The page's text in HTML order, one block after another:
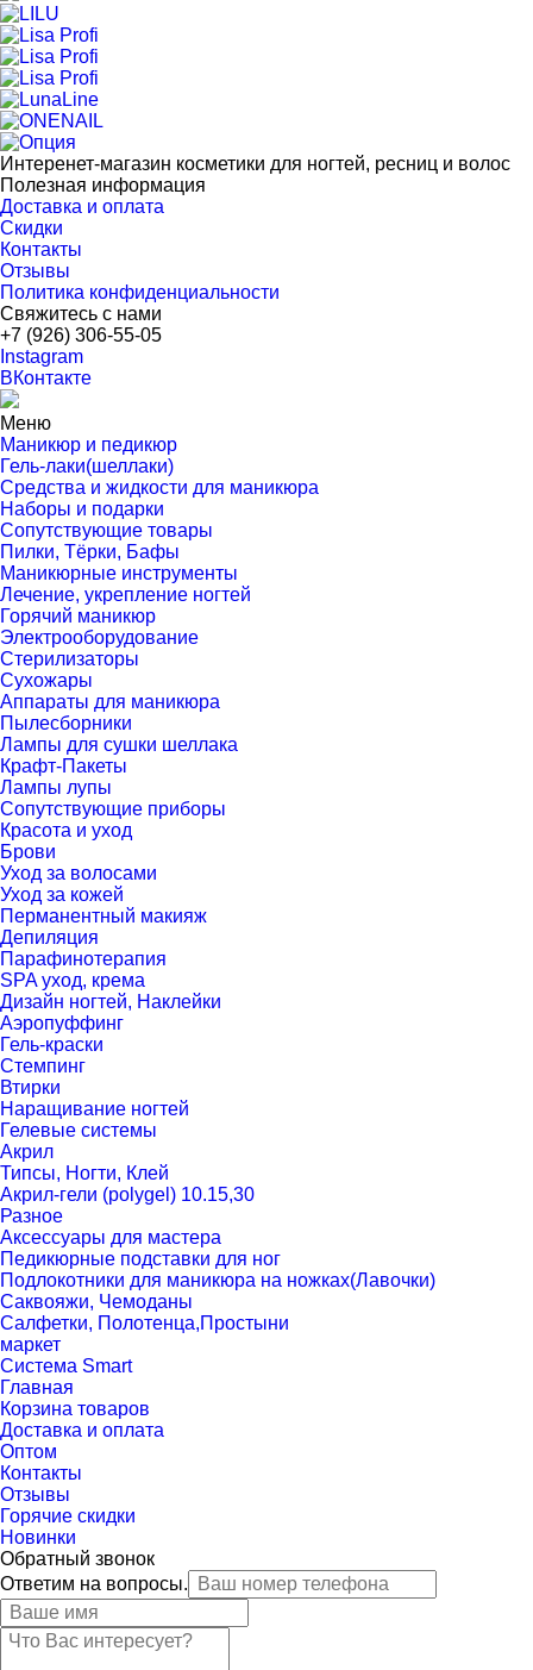
Интеренет-магазин косметики для ногтей, ресниц и волос
Полезная информация
Доставка и оплата
Скидки
Контакты
Отзывы
Политика конфиденциальности
Свяжитесь с нами
+7 (926) 306-55-05
Instagram
ВКонтакте
Меню
Маникюр и педикюр
Гель-лаки(шеллаки)
Средства и жидкости для маникюра
Наборы и подарки
Сопутствующие товары
Пилки, Тёрки, Бафы
Маникюрные инструменты
Лечение, укрепление ногтей
Горячий маникюр
Электрооборудование
Стерилизаторы
Сухожары
Аппараты для маникюра
Пылесборники
Лампы для сушки шеллака
Крафт-Пакеты
Лампы лупы
Сопутствующие приборы
Красота и уход
Брови
Уход за волосами
Уход за кожей
Перманентный макияж
Депиляция
Парафинотерапия
SPA уход, крема
Дизайн ногтей, Наклейки
Аэропуффинг
Гель-краски
Стемпинг
Втирки
Наращивание ногтей
Гелевые системы
Акрил
Типсы, Ногти, Клей
Акрил-гели (polygel) 10.15,30
Разное
Аксессуары для мастера
Педикюрные подставки для ног
Подлокотники для маникюра на ножках(Лавочки)
Саквояжи, Чемоданы
Салфетки, Полотенца,Простыни
маркет
Система Smart
Главная
Корзина товаров
Доставка и оплата
Оптом
Контакты
Отзывы
Горячие скидки
Новинки
Обратный звонок
Ответим на вопросы.